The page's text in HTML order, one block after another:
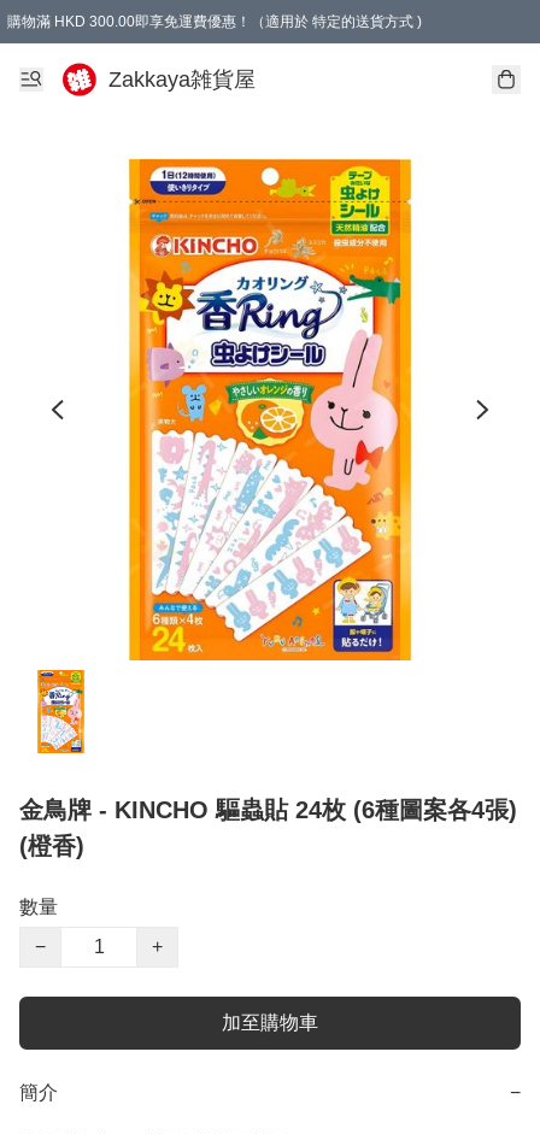
購物滿 HKD 300.00即享免運費優惠！（適用於 特定的送貨方式 )
Zakkaya雑貨屋
金鳥牌 - KINCHO 驅蟲貼 24枚 (6種圖案各4張)
(橙香)
數量
−
+
加至購物車
簡介 −